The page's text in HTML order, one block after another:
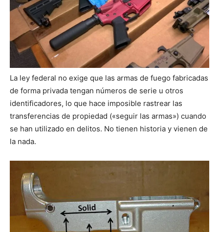
La ley federal no exige que las armas de fuego fabricadas
de forma privada tengan números de serie u otros
identificadores, lo que hace imposible rastrear las
transferencias de propiedad («seguir las armas») cuando
se han utilizado en delitos. No tienen historia y vienen de
la nada.